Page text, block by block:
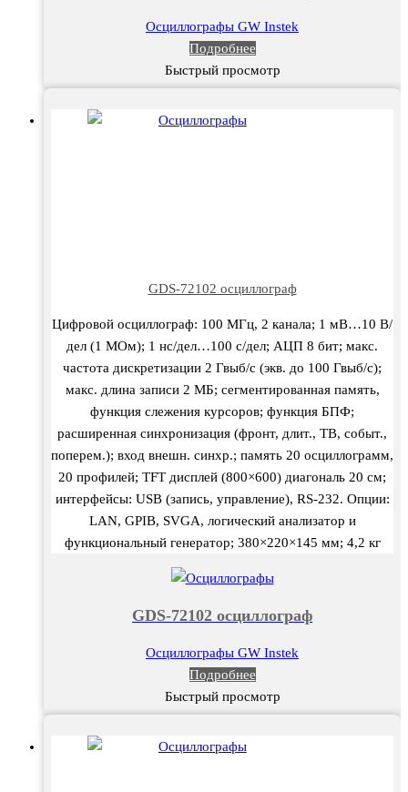
Осциллографы GW Instek
Подробнее
Быстрый просмотр
GDS-72102 осциллограф
Цифровой осциллограф: 100 МГц, 2 канала; 1 мВ…10 В/
дел (1 МОм); 1 нс/дел…100 с/дел; АЦП 8 бит; макс.
частота дискретизации 2 Гвыб/с (экв. до 100 Гвыб/с);
макс. длина записи 2 МБ; сегментированная память,
функция слежения курсоров; функция БПФ;
расширенная синхронизация (фронт, длит., ТВ, событ.,
поперем.); вход внешн. синхр.; память 20 осциллограмм,
20 профилей; TFT дисплей (800×600) диагональ 20 см;
интерфейсы: USB (запись, управление), RS-232. Опции:
LAN, GPIB, SVGA, логический анализатор и
функциональный генератор; 380×220×145 мм; 4,2 кг
GDS-72102 осциллограф
Осциллографы GW Instek
Подробнее
Быстрый просмотр